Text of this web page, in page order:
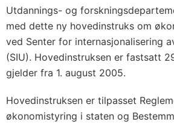
Utdannings- og
med dette ny hovedinstruks om
ved Senter for internasjonalisering
(SIU). Hovedinstruksen er fastsatt
gjelder fra 1. august 2005.
Hovedinstruksen er tilpasset
økonomistyring i staten og